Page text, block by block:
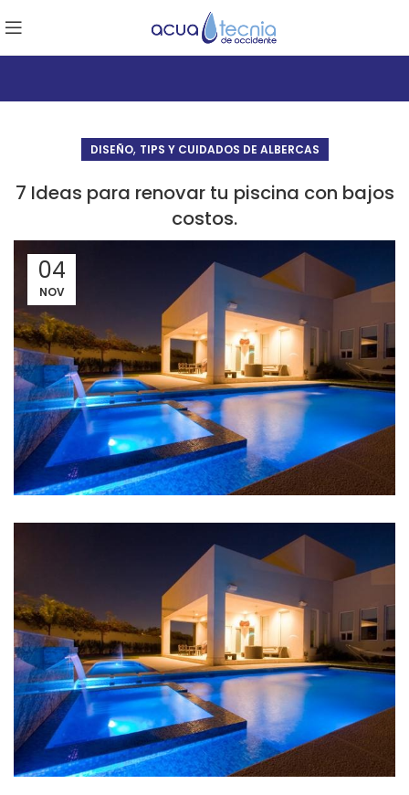
DISEÑO, TIPS Y CUIDADOS DE ALBERCAS
7 Ideas para renovar tu piscina con bajos
costos.
04
NOV